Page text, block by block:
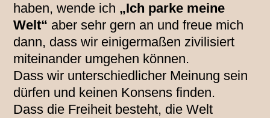
haben, wende ich „Ich parke meine
Welt“ aber sehr gern an und freue mich
dann, dass wir einigermaßen zivilisiert
miteinander umgehen können.
Dass wir unterschiedlicher Meinung sein
dürfen und keinen Konsens finden.
Dass die Freiheit besteht, die Welt